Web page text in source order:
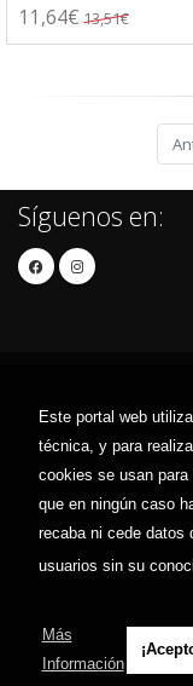
Este portal web
técnica, y para
cookies se usan
que en ningún caso
recaba ni cede datos
usuarios sin su
Más
Información
11,64€ 13,51€
Síguenos en:
Política de envíos